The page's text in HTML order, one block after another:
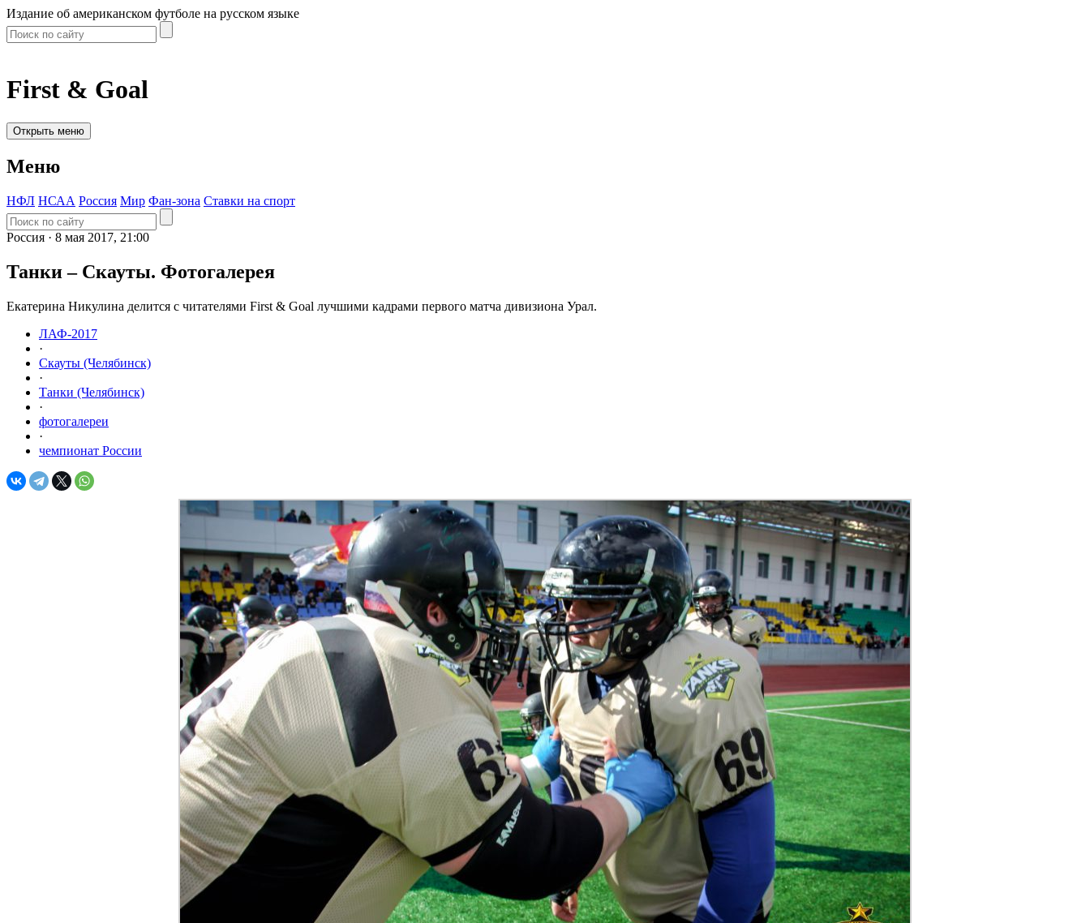
Издание об американском футболе на русском языке
First & Goal
Открыть меню
Меню
НФЛ НСАА Россия Мир Фан-зона Ставки на спорт
Россия · 8 мая 2017, 21:00
Танки – Скауты. Фотогалерея
Екатерина Никулина делится с читателями First & Goal лучшими кадрами первого матча дивизиона Урал.
ЛАФ-2017
·
Скауты (Челябинск)
·
Танки (Челябинск)
·
фотогалереи
·
чемпионат России